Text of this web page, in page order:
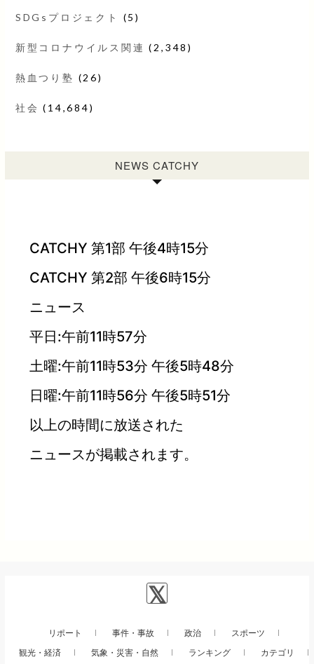
SDGsプロジェクト (5)
新型コロナウイルス関連 (2,348)
熱血つり塾 (26)
社会 (14,684)
NEWS CATCHY
CATCHY 第1部 午後4時15分
CATCHY 第2部 午後6時15分
ニュース
平日:午前11時57分
土曜:午前11時53分 午後5時48分
日曜:午前11時56分 午後5時51分
以上の時間に放送された
ニュースが掲載されます。
リポート 事件・事故 政治
スポーツ
観光・経済
気象・災害・自然 ランキング カテゴリ